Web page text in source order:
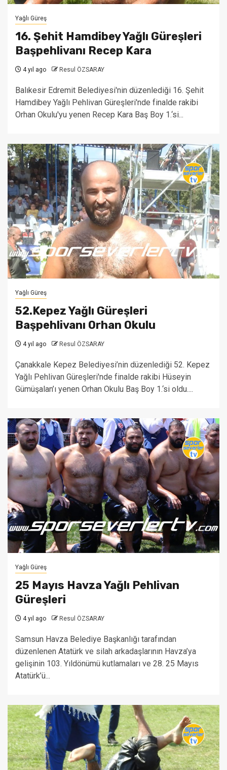
Yağlı Güreş
16. Şehit Hamdibey Yağlı Güreşleri
Başpehlivanı Recep Kara
4 yıl ago Resul ÖZSARAY
Balıkesir Edremit Belediyesi'nin düzenlediği 16. Şehit
Hamdibey Yağlı Pehlivan Güreşleri'nde finalde rakibi
Orhan Okulu'yu yenen Recep Kara Baş Boy 1.‘si...
Yağlı Güreş
52.Kepez Yağlı Güreşleri
Başpehlivanı Orhan Okulu
4 yıl ago Resul ÖZSARAY
Çanakkale Kepez Belediyesi’nin düzenlediği 52. Kepez
Yağlı Pehlivan Güreşleri'nde finalde rakibi Hüseyin
Gümüşalan’ı yenen Orhan Okulu Baş Boy 1.‘si oldu....
Yağlı Güreş
25 Mayıs Havza Yağlı Pehlivan
Güreşleri
4 yıl ago Resul ÖZSARAY
Samsun Havza Belediye Başkanlığı tarafından
düzenlenen Atatürk ve silah arkadaşlarının Havza’ya
gelişinin 103. Yıldönümü kutlamaları ve 28. 25 Mayıs
Atatürk’ü...